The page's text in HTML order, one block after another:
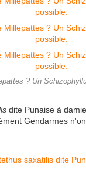
? Un
dite Punaise à
Gendarmes